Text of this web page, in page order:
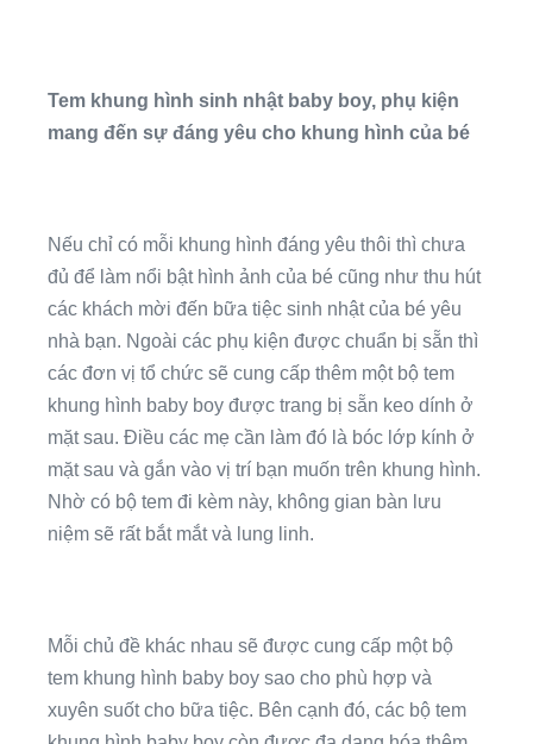
Tem khung hình sinh nhật baby boy, phụ kiện
mang đến sự đáng yêu cho khung hình của bé
Nếu chỉ có mỗi khung hình đáng yêu thôi thì chưa
đủ để làm nổi bật hình ảnh của bé cũng như thu hút
các khách mời đến bữa tiệc sinh nhật của bé yêu
nhà bạn. Ngoài các phụ kiện được chuẩn bị sẵn thì
các đơn vị tổ chức sẽ cung cấp thêm một bộ tem
khung hình baby boy được trang bị sẵn keo dính ở
mặt sau. Điều các mẹ cần làm đó là bóc lớp kính ở
mặt sau và gắn vào vị trí bạn muốn trên khung hình.
Nhờ có bộ tem đi kèm này, không gian bàn lưu
niệm sẽ rất bắt mắt và lung linh.
Mỗi chủ đề khác nhau sẽ được cung cấp một bộ
tem khung hình baby boy sao cho phù hợp và
xuyên suốt cho bữa tiệc. Bên cạnh đó, các bộ tem